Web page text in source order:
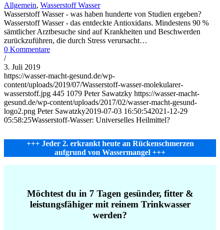
Allgemein, Wasserstoff Wasser
Wasserstoff Wasser - was haben hunderte von Studien ergeben?
Wasserstoff Wasser - das entdeckte Antioxidans. Mindestens 90 %
sämtlicher Arztbesuche sind auf Krankheiten und Beschwerden
zurückzuführen, die durch Stress verursacht…
0 Kommentare
/
3. Juli 2019
https://wasser-macht-gesund.de/wp-
content/uploads/2019/07/Wasserstoff-wasser-molekularer-
wasserstoff.jpg 445 1079 Peter Sawatzky https://wasser-macht-
gesund.de/wp-content/uploads/2017/02/wasser-macht-gesund-
logo2.png Peter Sawatzky2019-07-03 16:50:542021-12-29
05:58:25Wasserstoff-Wasser: Universelles Heilmittel?
+++ Jeder 2. erkrankt heute an Rückenschmerzen
aufgrund von Wassermangel +++
Möchtest du in 7 Tagen gesünder, fitter &
leistungsfähiger mit reinem Trinkwasser
werden?